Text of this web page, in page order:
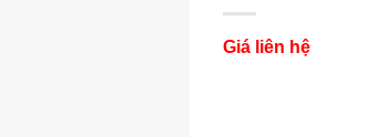
Giá liên hệ